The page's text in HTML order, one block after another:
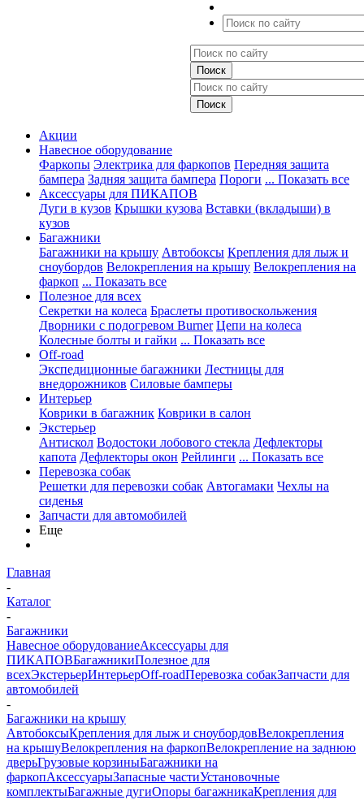
Акции
Навесное оборудование
Фаркопы Электрика для фаркопов Передняя защита
бампера Задняя защита бампера Пороги ... Показать все
Аксессуары для ПИКАПОВ
Дуги в кузов Крышки кузова Вставки (вкладыши) в
кузов
Багажники
Багажники на крышу Автобоксы Крепления для лыж и
сноубордов Велокрепления на крышу Велокрепления на
фаркоп ... Показать все
Полезное для всех
Секретки на колеса Браслеты противоскольжения
Дворники с подогревом Burner Цепи на колеса
Колесные болты и гайки ... Показать все
Off-road
Экспедиционные багажники Лестницы для
внедорожников Силовые бамперы
Интерьер
Коврики в багажник Коврики в салон
Экстерьер
Антискол Водостоки лобового стекла Дефлекторы
капота Дефлекторы окон Рейлинги ... Показать все
Перевозка собак
Решетки для перевозки собак Автогамаки Чехлы на
сиденья
Запчасти для автомобилей
Еще
Главная
-
Каталог
-
Багажники
Навесное оборудованиеАксессуары для
ПИКАПОВБагажникиПолезное для
всехЭкстерьерИнтерьерOff-roadПеревозка собакЗапчасти для
автомобилей
-
Багажники на крышу
АвтобоксыКрепления для лыж и сноубордовВелокрепления
на крышуВелокрепления на фаркопВелокрепление на заднюю
дверьГрузовые корзиныБагажники на
фаркопАксессуарыЗапасные частиУстановочные
комплектыБагажные дугиОпоры багажникаКрепления для